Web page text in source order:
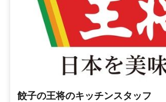
餃子の王将のキッチンスタッフ